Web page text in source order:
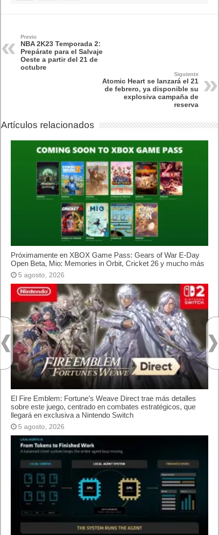
Previo
NBA 2K23 Temporada 2:
Prepárate para el Salvaje
Oeste a partir del 21 de
octubre
Siguiente
Atomic Heart se lanzará el 21
de febrero, ya disponible su
explosiva campaña de
reserva
Artículos relacionados
Próximamente en XBOX Game Pass: Gears of War E-Day
Open Beta, Mio: Memories in Orbit, Cricket 26 y mucho más
5 agosto, 2026
El Fire Emblem: Fortune’s Weave Direct trae más detalles
sobre este juego, centrado en combates estratégicos, que
llegará en exclusiva a Nintendo Switch
5 agosto, 2026